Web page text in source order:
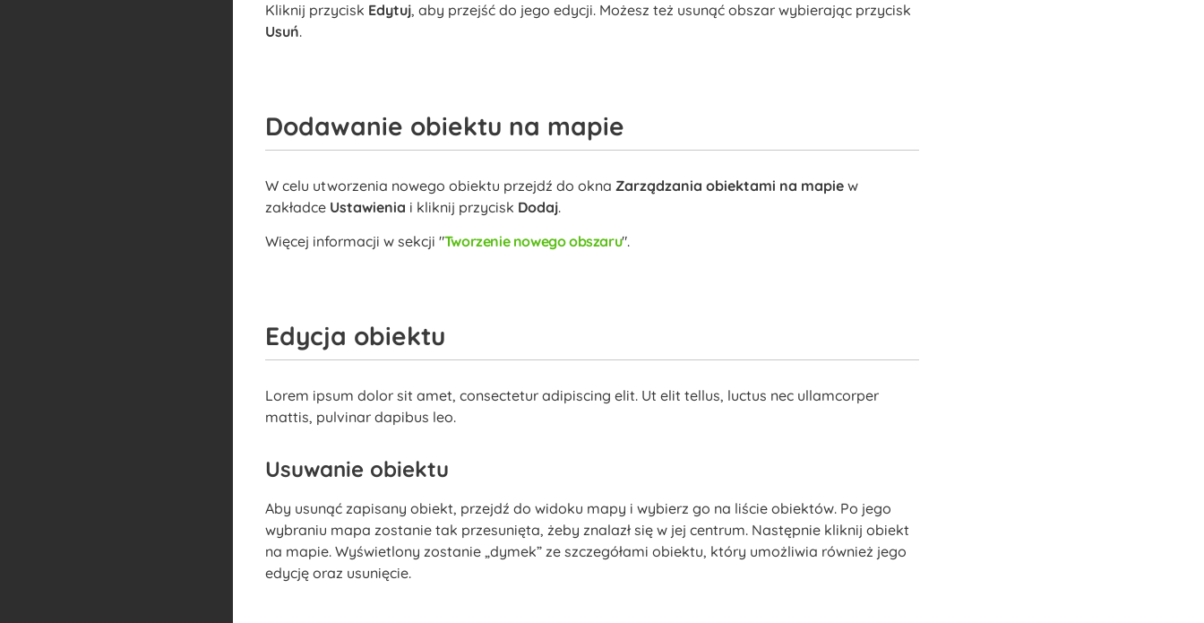
Kliknij przycisk Edytuj, aby przejść do jego edycji. Możesz też usunąć obszar wybierając przycisk
Usuń.
Dodawanie obiektu na mapie
W celu utworzenia nowego obiektu przejdź do okna Zarządzania obiektami na mapiew
zakładce Ustawienia i kliknij przycisk Dodaj.
Więcej informacji w sekcji Tworzenie nowego obszaru .
Edycja obiektu
Lorem ipsum dolor sit amet, consectetur adipiscing elit. Ut elit tellus, luctus nec ullamcorper
mattis, pulvinar dapibus leo.
Usuwanie obiektu
Aby usunąć zapisany obiekt, przejdź do widoku mapy i wybierz go na liście obiektów. Po jego
wybraniu mapa zostanie tak przesunięta, żeby znalazł się w jej centrum. Następnie kliknij obiekt
na mapie. Wyświetlony zostanie „dymek” ze szczegółami obiektu, który umożliwia również jego
edycję oraz usunięcie.